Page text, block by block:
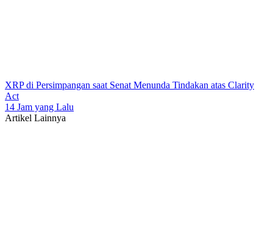
XRP di Persimpangan saat Senat Menunda Tindakan atas Clarity
Act
14 Jam yang Lalu
Artikel Lainnya